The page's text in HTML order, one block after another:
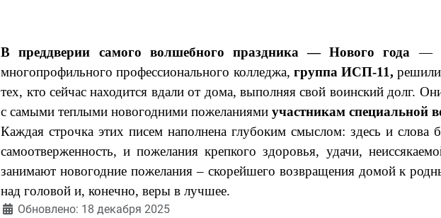
В преддверии самого волшебного праздника — Нового года —
многопрофильного профессионального колледжа, группа ИСП-11,решили
тех, кто сейчас находится вдали от дома, выполняя свой воинский долг.
с самыми теплыми новогодними пожеланиямиучастникам специальной
Каждая строчка этих писем наполнена глубоким смыслом: здесь и слова
самоотверженность, и пожелания крепкого здоровья, удачи,
занимают новогодние пожелания – скорейшего возвращения домой к
над головой и, конечно, веры в лучшее.
Обновлено: 18 декабря 2025